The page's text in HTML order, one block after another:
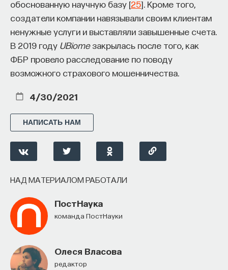
обоснованную научную базу [25]. Кроме того,
создатели компании навязывали своим клиентам
ненужные услуги и выставляли завышенные счета.
В 2019 году UBiomeзакрылась после того, как
ФБР провело расследование по поводу
возможного страхового мошенничества.
4/30/2021
НАПИСАТЬ НАМ
НАД МАТЕРИАЛОМ РАБОТАЛИ
ПостНаука
команда ПостНауки
Олеся Власова
Редактор